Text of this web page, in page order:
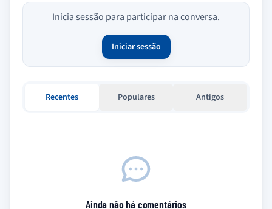
Inicia sessão para participar na conversa.
Iniciar sessão
Recentes Populares Antigos
Ainda não há comentários